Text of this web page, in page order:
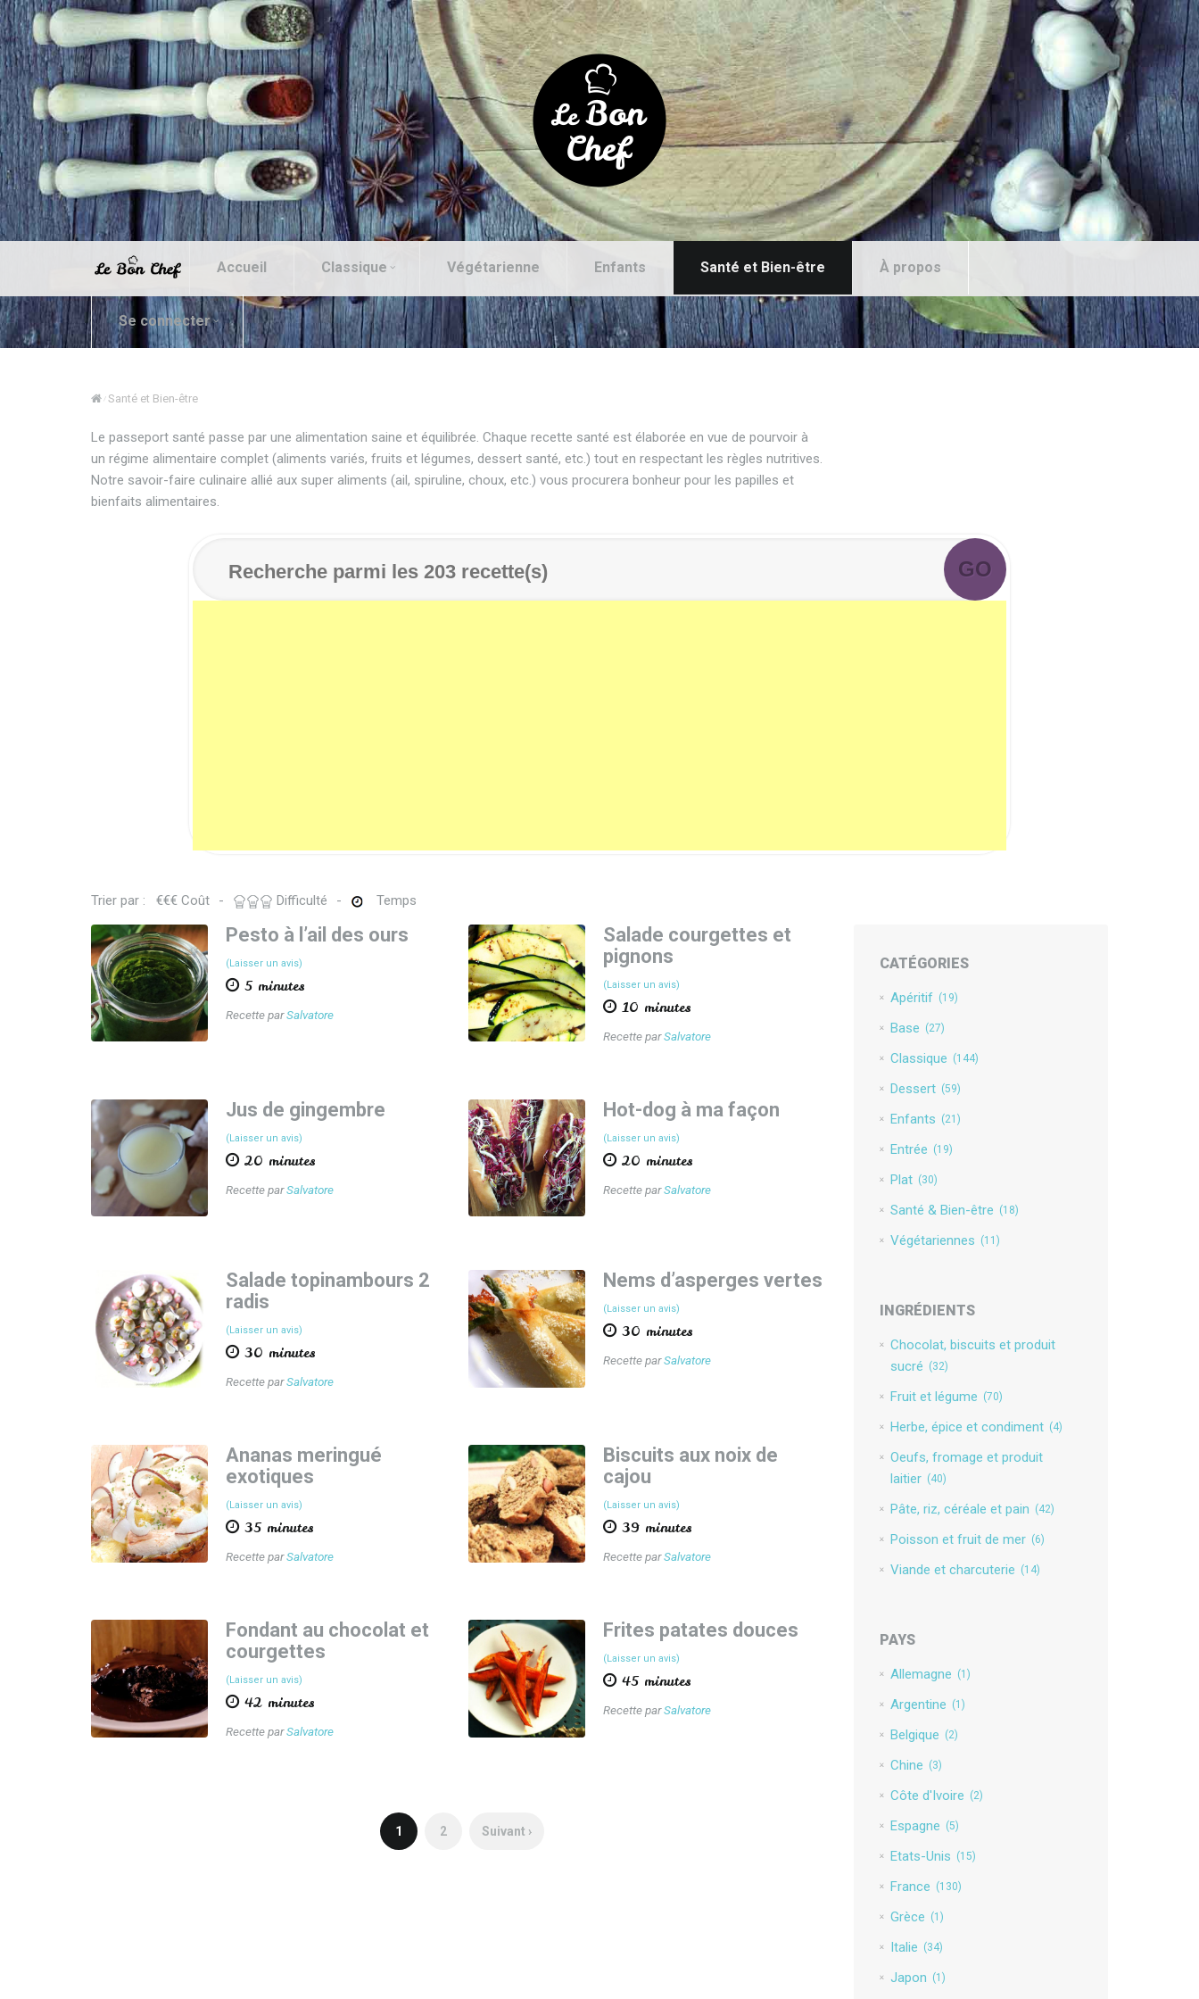
Accueil Classique Végétarienne Enfants Santé et Bien-être À propos
Se connecter
/ Santé et Bien-être
Le passeport santé passe par une alimentation saine et équilibrée. Chaque recette santé est élaborée en vue de pourvoir à
un régime alimentaire complet (aliments variés, fruits et légumes, dessert santé, etc.) tout en respectant les règles nutritives.
Notre savoir-faire culinaire allié aux super aliments (ail, spiruline, choux, etc.) vous procurera bonheur pour les papilles et
bienfaits alimentaires.
Trier par : €€€Coût - Difficulté - Temps
Pesto à l’ail des ours
(Laisser un avis)
5 minutes
Recette parSalvatore
Salade courgettes et
pignons
(Laisser un avis)
10 minutes
Recette parSalvatore
Jus de gingembre
(Laisser un avis)
20 minutes
Recette parSalvatore
Hot-dog à ma façon
(Laisser un avis)
20 minutes
Recette parSalvatore
Salade topinambours 2
radis
(Laisser un avis)
30 minutes
Recette parSalvatore
Nems d’asperges vertes
(Laisser un avis)
30 minutes
Recette parSalvatore
Ananas meringué
exotiques
(Laisser un avis)
35 minutes
Recette parSalvatore
Biscuits aux noix de
cajou
(Laisser un avis)
39 minutes
Recette parSalvatore
Fondant au chocolat et
courgettes
(Laisser un avis)
42 minutes
Recette parSalvatore
Frites patates douces
(Laisser un avis)
45 minutes
Recette parSalvatore
1 2 Suivant ›
CATÉGORIES
Apéritif (19)
Base (27)
Classique (144)
Dessert (59)
Enfants (21)
Entrée (19)
Plat (30)
Santé & Bien-être (18)
Végétariennes (11)
INGRÉDIENTS
Chocolat, biscuits et produit
sucré (32)
Fruit et légume (70)
Herbe, épice et condiment (4)
Oeufs, fromage et produit
laitier (40)
Pâte, riz, céréale et pain (42)
Poisson et fruit de mer (6)
Viande et charcuterie (14)
PAYS
Allemagne (1)
Argentine (1)
Belgique (2)
Chine (3)
Côte d'Ivoire (2)
Espagne (5)
Etats-Unis (15)
France (130)
Grèce (1)
Italie (34)
Japon (1)